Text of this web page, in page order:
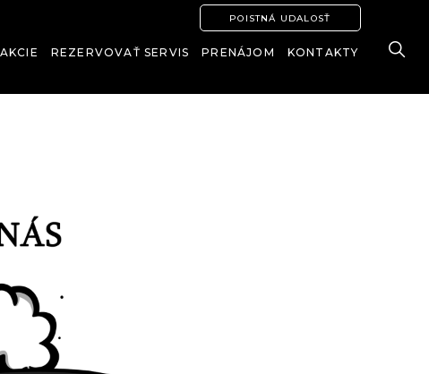
AKCIE REZERVOVAŤ SERVIS PRENÁJOM KONTAKTY
POISTNÁ UDALOSŤ